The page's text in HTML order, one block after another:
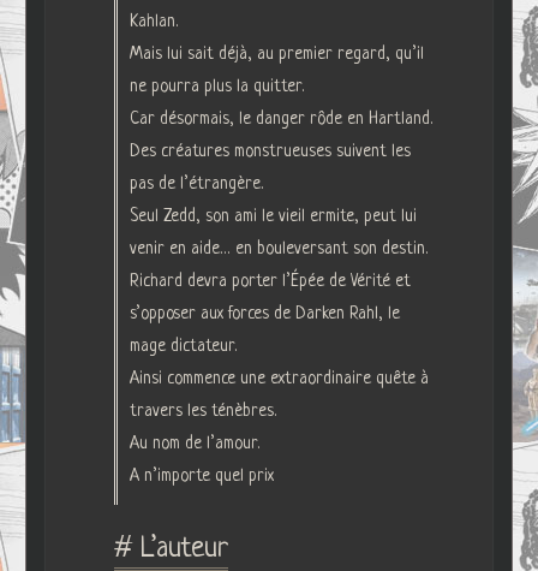
Kahlan.
Mais lui sait déjà, au premier regard, qu’il
ne pourra plus la quitter.
Car désormais, le danger rôde en Hartland.
Des créatures monstrueuses suivent les
pas de l’étrangère.
Seul Zedd, son ami le vieil ermite, peut lui
venir en aide… en bouleversant son destin.
Richard devra porter l’Épée de Vérité et
s’opposer aux forces de Darken Rahl, le
mage dictateur.
Ainsi commence une extraordinaire quête à
travers les ténèbres.
Au nom de l’amour.
A n’importe quel prix
# L’auteur